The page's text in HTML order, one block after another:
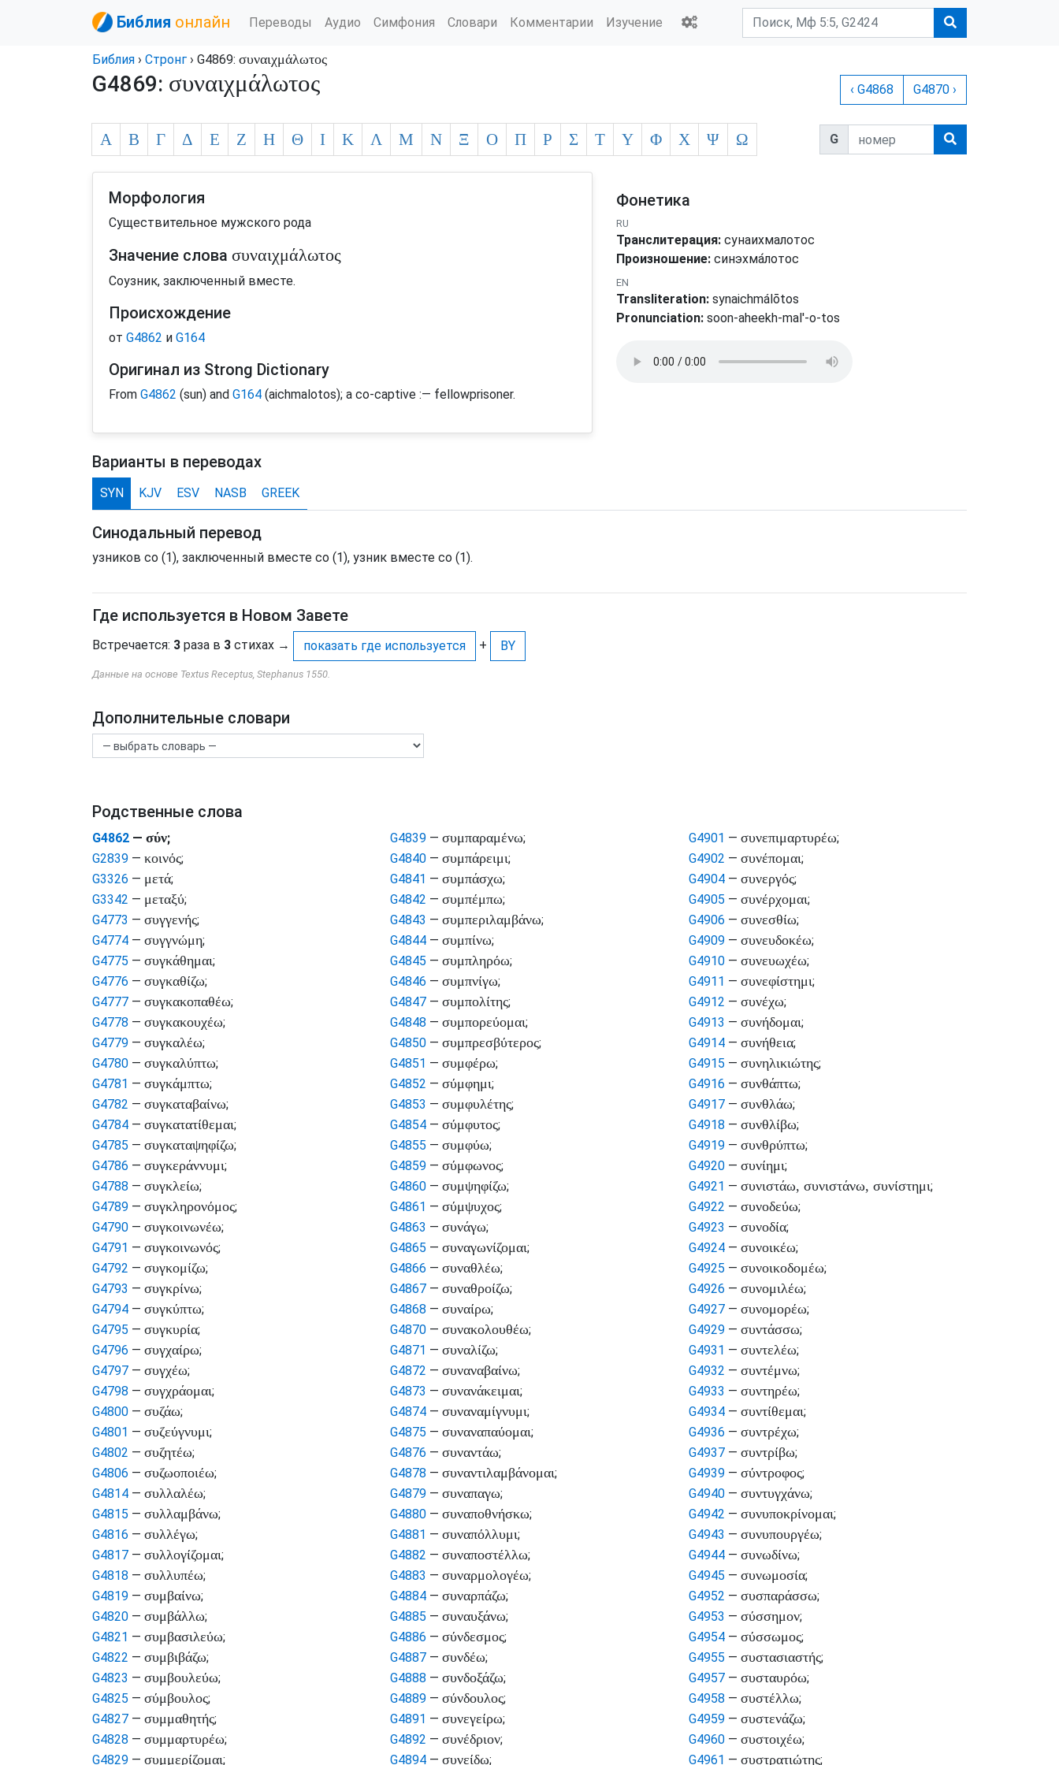
Библия онлайн Переводы Аудио Симфония Словари Комментарии Изучение
Библия › Стронг › G4869: συναιχμάλωτος
G4869: συναιχμάλωτος ‹ G4868 G4870 ›
Α Β Γ Δ Ε Ζ Η Θ Ι Κ Λ Μ Ν Ξ Ο Π Ρ Σ Τ Υ Φ Χ Ψ Ω G
Морфология
Существительное мужского рода
Значение слова συναιχμάλωτος
Соузник, заключенный вместе.
Происхождение
от G4862 и G164
Оригинал из Strong Dictionary
From G4862 (sun) and G164 (aichmalotos); a co-captive :— fellowprisoner.
Фонетика
RU
Транслитерация: сунаихмалотос
Произношение: синэхма́лотοс
EN
Transliteration: synaichmálōtos
Pronunciation: soon-aheekh-mal'-o-tos
Варианты в переводах
SYN KJV ESV NASB GREEK
Синодальный перевод
узников со (1), заключенный вместе со (1), узник вместе со (1).
Где используется в Новом Завете
Встречается: 3 раза в 3 стихах → показать где используется + BY
Данные на основе Textus Receptus, Stephanus 1550.
Дополнительные словари
Родственные слова
G4862 — σύν;
G2839 — κοινός;
G3326 — μετά;
G3342 — μεταξύ;
G4773 — συγγενής;
G4774 — συγγνώμη;
G4775 — συγκάθημαι;
G4776 — συγκαθίζω;
G4777 — συγκακοπαθέω;
G4778 — συγκακουχέω;
G4779 — συγκαλέω;
G4780 — συγκαλύπτω;
G4781 — συγκάμπτω;
G4782 — συγκαταβαίνω;
G4784 — συγκατατίθεμαι;
G4785 — συγκαταψηφίζω;
G4786 — συγκεράννυμι;
G4788 — συγκλείω;
G4789 — συγκληρονόμος;
G4790 — συγκοινωνέω;
G4791 — συγκοινωνός;
G4792 — συγκομίζω;
G4793 — συγκρίνω;
G4794 — συγκύπτω;
G4795 — συγκυρία;
G4796 — συγχαίρω;
G4797 — συγχέω;
G4798 — συγχράομαι;
G4800 — συζάω;
G4801 — συζεύγνυμι;
G4802 — συζητέω;
G4806 — συζωοποιέω;
G4814 — συλλαλέω;
G4815 — συλλαμβάνω;
G4816 — συλλέγω;
G4817 — συλλογίζομαι;
G4818 — συλλυπέω;
G4819 — συμβαίνω;
G4820 — συμβάλλω;
G4821 — συμβασιλεύω;
G4822 — συμβιβάζω;
G4823 — συμβουλεύω;
G4825 — σύμβουλος;
G4827 — συμμαθητής;
G4828 — συμμαρτυρέω;
G4829 — συμμερίζομαι;
G4839 —συμπαραμένω;
G4840 —συμπάρειμι;
G4841 —συμπάσχω;
G4842 —συμπέμπω;
G4843 —συμπεριλαμβάνω;
G4844 —συμπίνω;
G4845 —συμπληρόω;
G4846 —συμπνίγω;
G4847 —συμπολίτης;
G4848 —συμπορεύομαι;
G4850 —συμπρεσβύτερος;
G4851 —συμφέρω;
G4852 —σύμφημι;
G4853 —συμφυλέτης;
G4854 —σύμφυτος;
G4855 —συμφύω;
G4859 —σύμφωνος;
G4860 —συμψηφίζω;
G4861 —σύμψυχος;
G4863 —συνάγω;
G4865 —συναγωνίζομαι;
G4866 —συναθλέω;
G4867 —συναθροίζω;
G4868 —συναίρω;
G4870 —συνακολουθέω;
G4871 —συναλίζω;
G4872 —συναναβαίνω;
G4873 —συνανάκειμαι;
G4874 —συναναμίγνυμι;
G4875 —συναναπαύομαι;
G4876 —συναντάω;
G4878 —συναντιλαμβάνομαι;
G4879 —συναπαγω;
G4880 —συναποθνήσκω;
G4881 —συναπόλλυμι;
G4882 —συναποστέλλω;
G4883 —συναρμολογέω;
G4884 —συναρπάζω;
G4885 —συναυξάνω;
G4886 —σύνδεσμος;
G4887 —συνδέω;
G4888 —συνδοξάζω;
G4889 —σύνδουλος;
G4891 —συνεγείρω;
G4892 —συνέδριον;
G4894 —συνείδω;
G4901 — συνεπιμαρτυρέω;
G4902 — συνέπομαι;
G4904— συνεργός;
G4905 — συνέρχομαι;
G4906 — συνεσθίω;
G4909— συνευδοκέω;
G4910— συνευωχέω;
G4911 — συνεφίστημι;
G4912 — συνέχω;
G4913 — συνήδομαι;
G4914— συνήθεια;
G4915 — συνηλικιώτης;
G4916 — συνθάπτω;
G4917— συνθλάω;
G4918— συνθλίβω;
G4919— συνθρύπτω;
G4920— συνίημι;
G4921 — συνιστάω, συνιστάνω, συνίστημι;
G4922 — συνοδεύω;
G4923 — συνοδία;
G4924— συνοικέω;
G4925 — συνοικοδομέω;
G4926 — συνομιλέω;
G4927— συνομορέω;
G4929— συντάσσω;
G4931 — συντελέω;
G4932 — συντέμνω;
G4933 — συντηρέω;
G4934— συντίθεμαι;
G4936 — συντρέχω;
G4937— συντρίβω;
G4939— σύντροφος;
G4940— συντυγχάνω;
G4942 — συνυποκρίνομαι;
G4943 — συνυπουργέω;
G4944— συνωδίνω;
G4945 — συνωμοσία;
G4952 — συσπαράσσω;
G4953 — σύσσημον;
G4954— σύσσωμος;
G4955 — συστασιαστής;
G4957— συσταυρόω;
G4958— συστέλλω;
G4959— συστενάζω;
G4960— συστοιχέω;
G4961 — συστρατιώτης;